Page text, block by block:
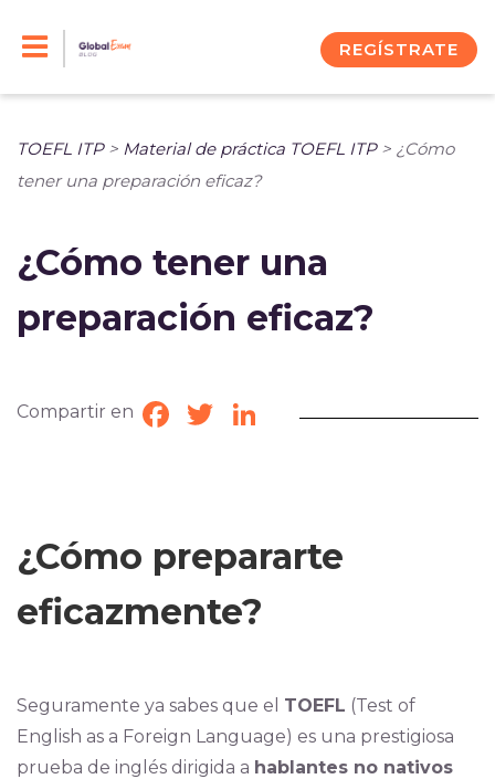
REGÍSTRATE
TOEFL ITP> Material de práctica TOEFL ITP> ¿Cómo
tener una preparación eficaz?
¿Cómo tener una
preparación eficaz?
Compartir en Facebook
TwitterLinkedIn
¿Cómo prepararte
eficazmente?
Seguramente ya sabes que el TOEFL (Test of
English as a Foreign Language) es una prestigiosa
prueba de inglés dirigida a hablantes no nativos